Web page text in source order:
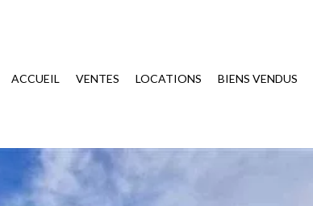
ACCUEIL VENTES LOCATIONS BIENS VENDUS